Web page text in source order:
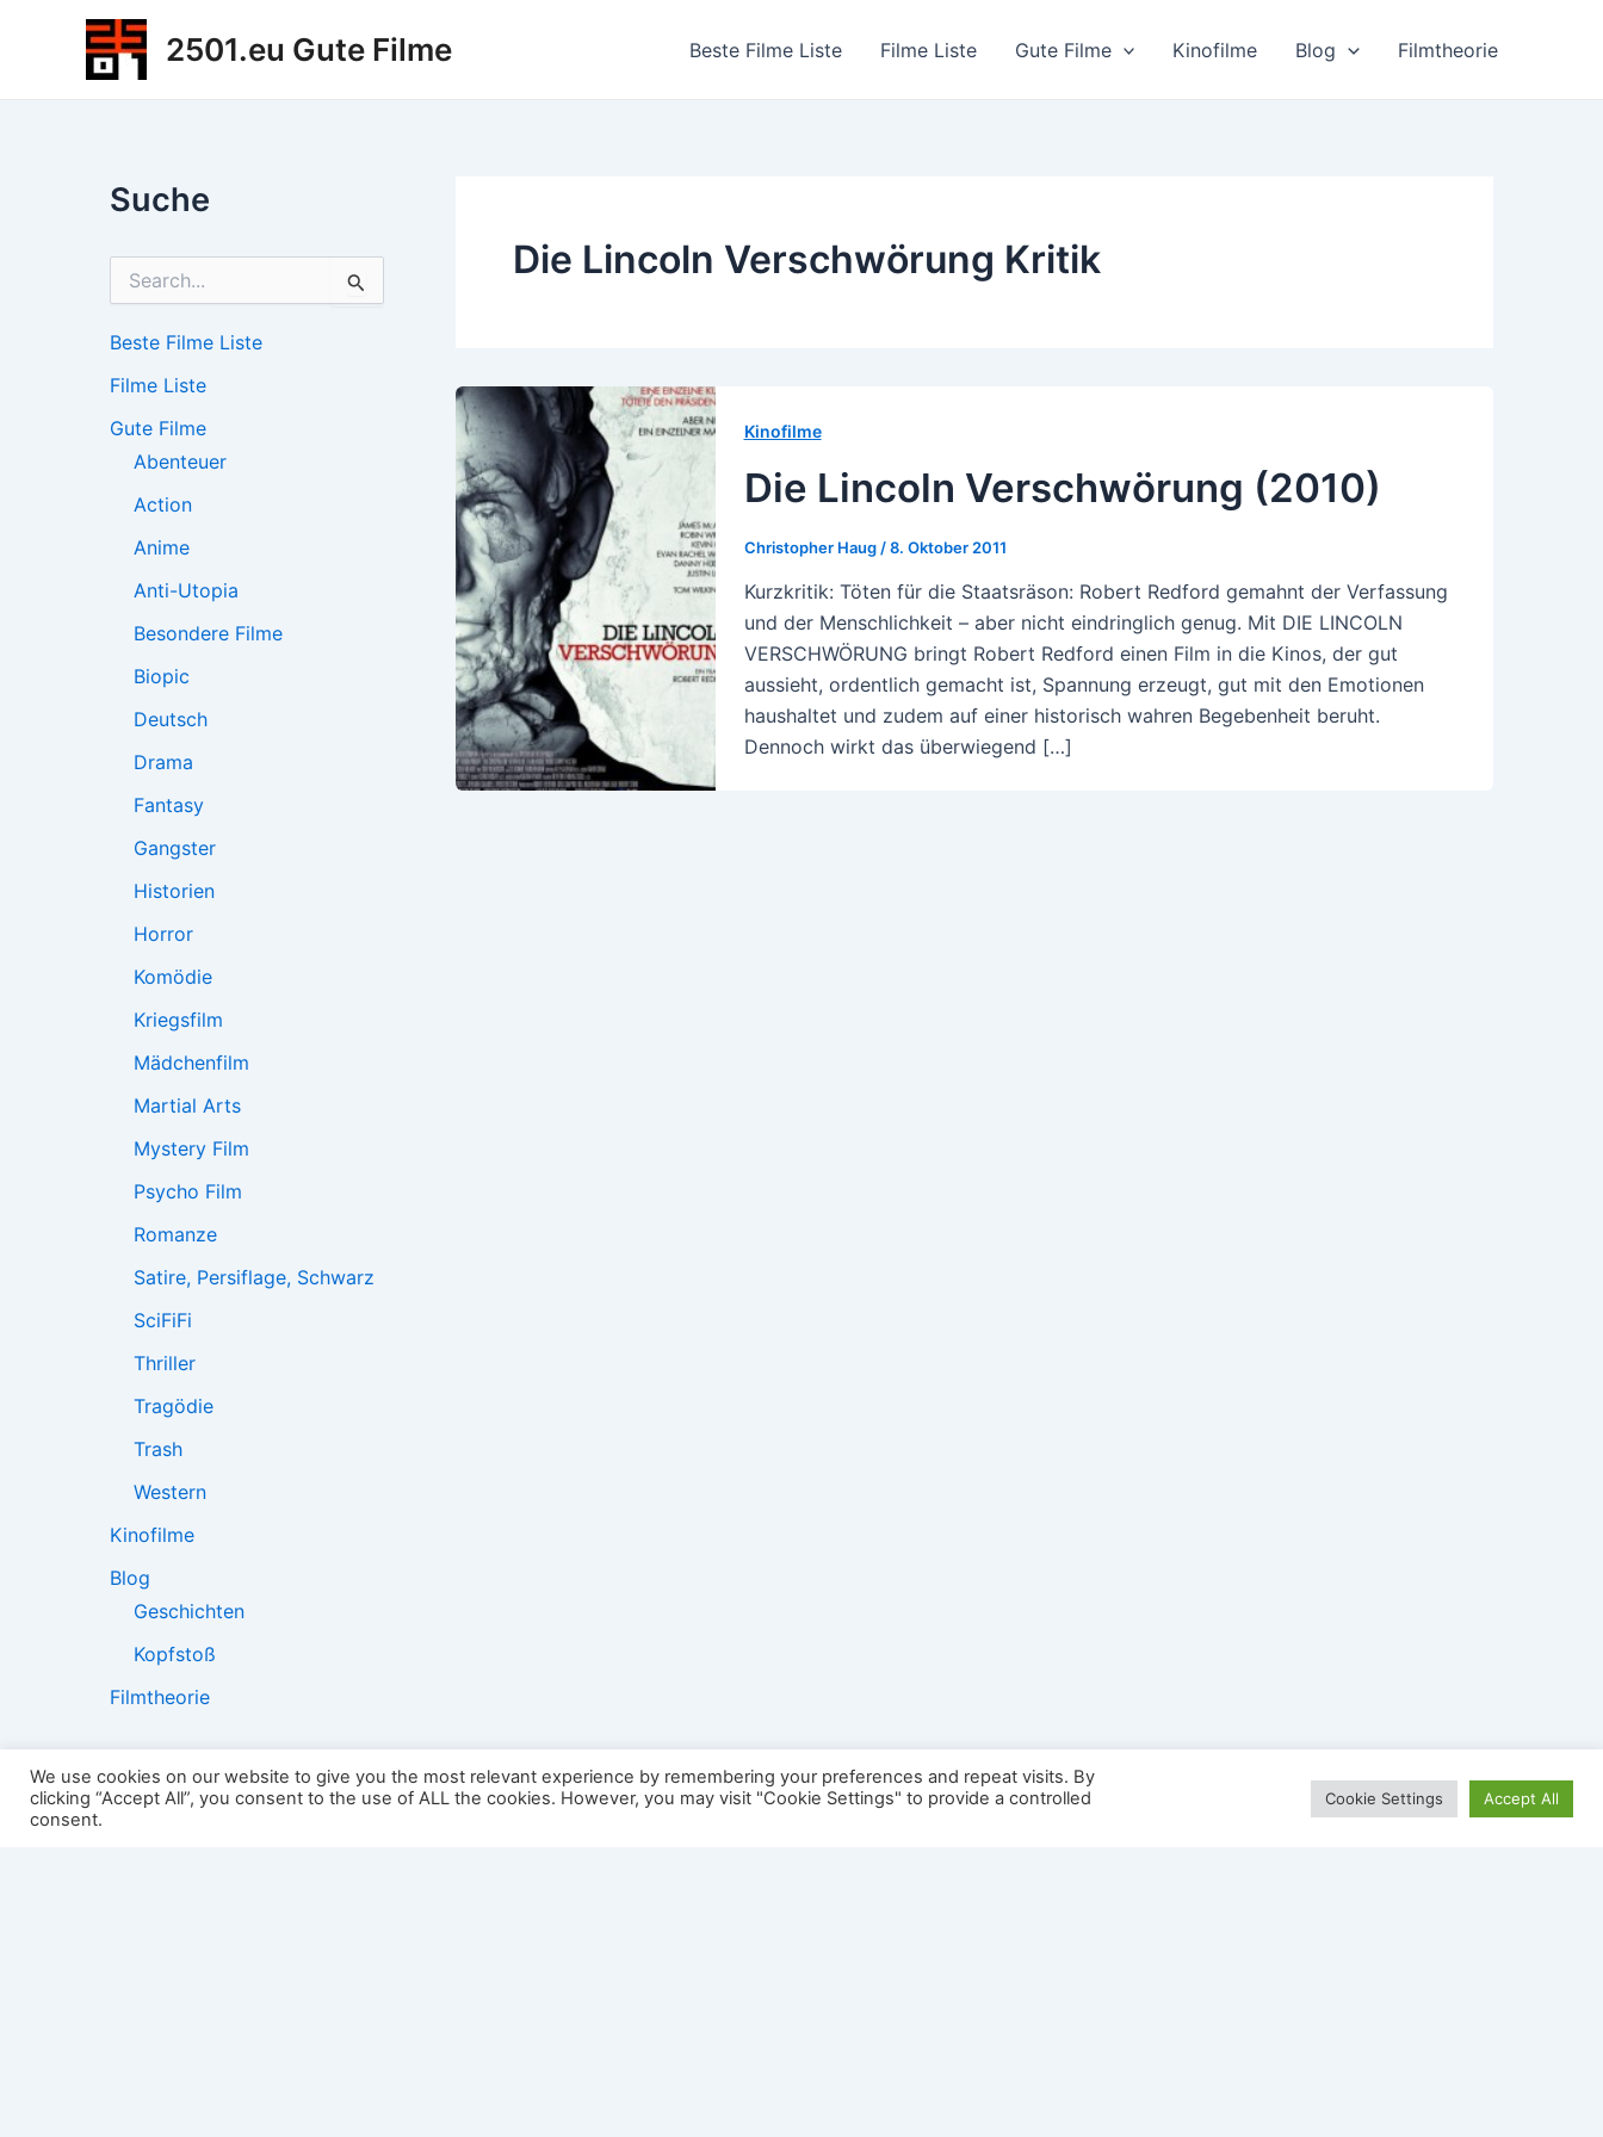
2501.eu Gute Filme Beste Filme Liste Filme Liste Gute Filme Kinofilme Blog Filmtheorie
Suche
h
n
a
Beste Filme Liste
Filme Liste
Gute Filme
Abenteuer
Action
Anime
Anti-Utopia
Besondere Filme
Biopic
Deutsch
Drama
Fantasy
Gangster
Historien
Horror
Komödie
Kriegsfilm
Mädchenfilm
Martial Arts
Mystery Film
Psycho Film
Romanze
Satire, Persiflage, Schwarz
SciFiFi
Thriller
Tragödie
Trash
Western
Kinofilme
Blog
Geschichten
Kopfstoß
Filmtheorie
Die Lincoln Verschwörung Kritik
Kinofilme
Die Lincoln Verschwörung (2010)
Christopher Haug /8. Oktober 2011
Kurzkritik: Töten für die Staatsräson: Robert Redford gemahnt der Verfassung
und der Menschlichkeit – aber nicht eindringlich genug. Mit DIE LINCOLN
VERSCHWÖRUNG bringt Robert Redford einen Film in die Kinos, der gut
aussieht, ordentlich gemacht ist, Spannung erzeugt, gut mit den Emotionen
haushaltet und zudem auf einer historisch wahren Begebenheit beruht.
Dennoch wirkt das überwiegend […]
2501:
We use cookies on our website to give you the most relevant experience by remembering your preferences and repeat visits. By
clicking “Accept All”, you consent to the use of ALL the cookies. However, you may visit "Cookie Settings" to provide a controlled
consent.
Cookie Settings Accept All